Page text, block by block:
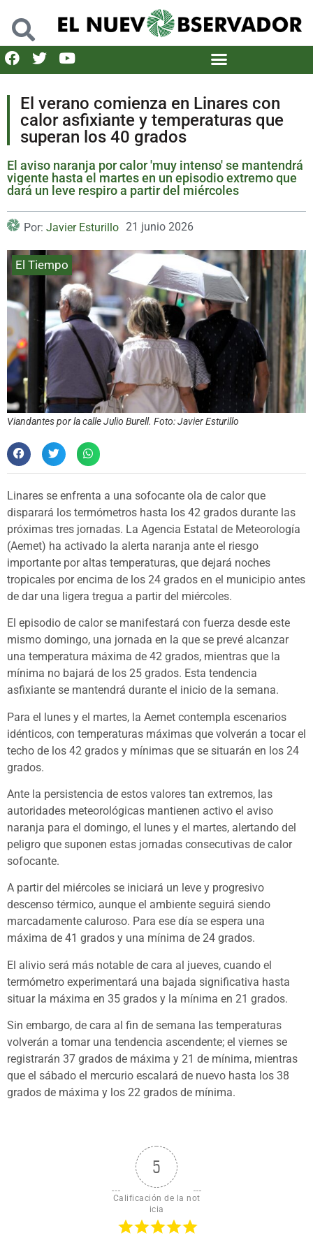
El verano comienza en Linares con
calor asfixiante y temperaturas que
superan los 40 grados
El aviso naranja por calor 'muy intenso' se mantendrá
vigente hasta el martes en un episodio extremo que
dará un leve respiro a partir del miércoles
Por: Javier Esturillo 21 junio 2026
El Tiempo
Viandantes por la calle Julio Burell. Foto: Javier Esturillo
Linares se enfrenta a una sofocante ola de calor que
disparará los termómetros hasta los 42 grados durante las
próximas tres jornadas. La Agencia Estatal de Meteorología
(Aemet) ha activado la alerta naranja ante el riesgo
importante por altas temperaturas, que dejará noches
tropicales por encima de los 24 grados en el municipio antes
de dar una ligera tregua a partir del miércoles.
El episodio de calor se manifestará con fuerza desde este
mismo domingo, una jornada en la que se prevé alcanzar
una temperatura máxima de 42 grados, mientras que la
mínima no bajará de los 25 grados. Esta tendencia
asfixiante se mantendrá durante el inicio de la semana.
Para el lunes y el martes, la Aemet contempla escenarios
idénticos, con temperaturas máximas que volverán a tocar el
techo de los 42 grados y mínimas que se situarán en los 24
grados.
Ante la persistencia de estos valores tan extremos, las
autoridades meteorológicas mantienen activo el aviso
naranja para el domingo, el lunes y el martes, alertando del
peligro que suponen estas jornadas consecutivas de calor
sofocante.
A partir del miércoles se iniciará un leve y progresivo
descenso térmico, aunque el ambiente seguirá siendo
marcadamente caluroso. Para ese día se espera una
máxima de 41 grados y una mínima de 24 grados.
El alivio será más notable de cara al jueves, cuando el
termómetro experimentará una bajada significativa hasta
situar la máxima en 35 grados y la mínima en 21 grados.
Sin embargo, de cara al fin de semana las temperaturas
volverán a tomar una tendencia ascendente; el viernes se
registrarán 37 grados de máxima y 21 de mínima, mientras
que el sábado el mercurio escalará de nuevo hasta los 38
grados de máxima y los 22 grados de mínima.
5
Calificación de la not
icia